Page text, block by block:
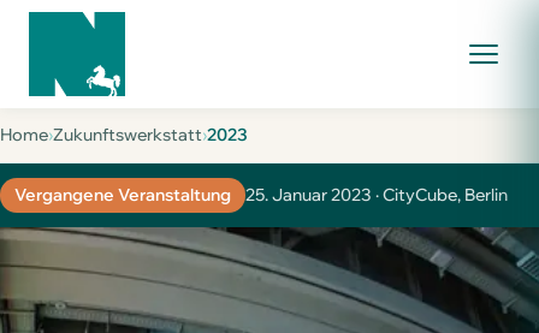
Home›Zukunftswerkstatt›2023
Vergangene Veranstaltung 25. Januar 2023 · CityCube, Berlin